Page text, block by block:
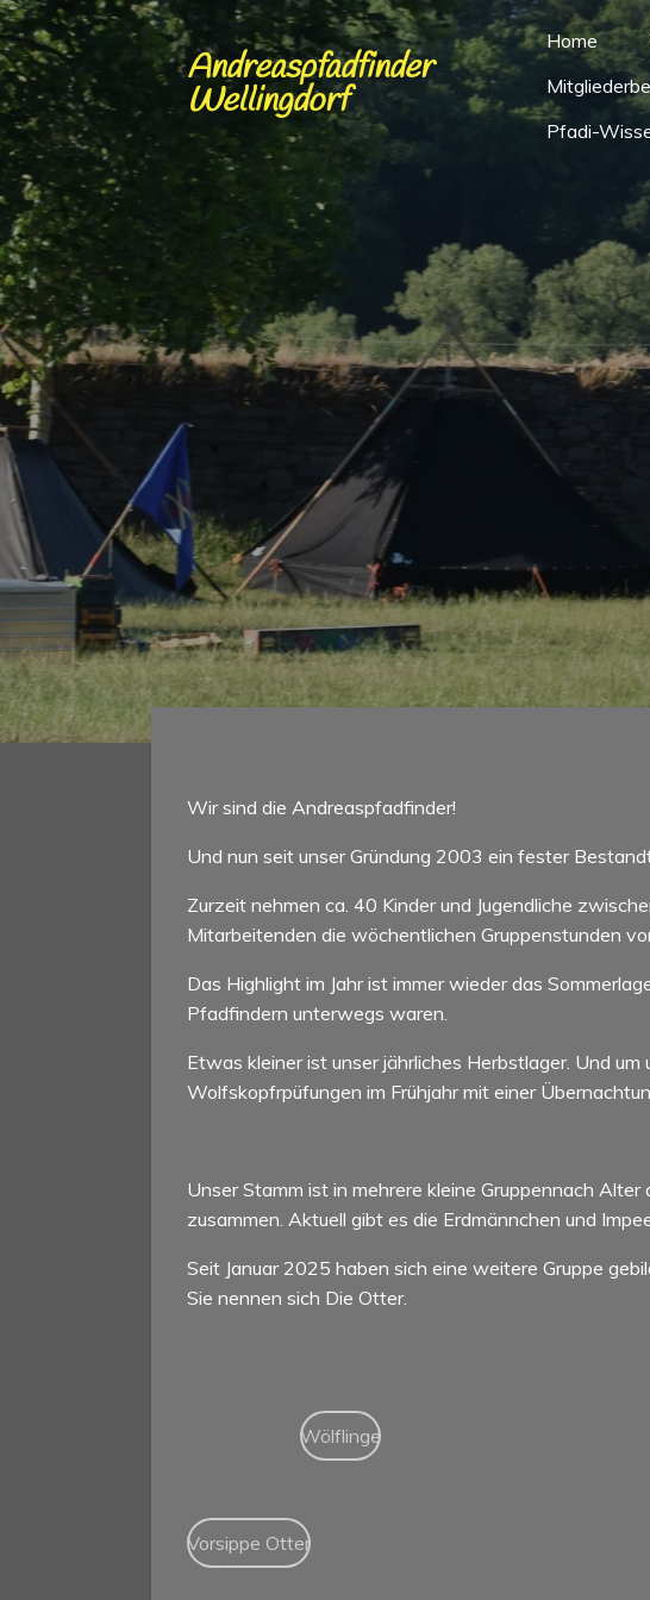
Zum
Hauptinhalt
springen
Andreaspfadfinder
Wellingdorf
Home
Pfadi-
Wir sind die Andreaspfadfinder!
Und nun seit unser Gründung 2003 ein fester
Zurzeit nehmen ca. 40 Kinder und Jugendliche
Mitarbeitenden die wöchentlichen Gruppenstunden
Das Highlight im Jahr ist immer wieder das
Pfadfindern unterwegs waren.
Etwas kleiner ist unser jährliches Herbstlager. Und
Wolfskopfrpüfungen im Frühjahr mit einer
Unser Stamm ist in mehrere kleine Gruppennach
zusammen. Aktuell gibt es die Erdmännchen und
Seit Januar 2025 haben sich eine weitere Gruppe
Sie nennen sich Die Otter.
Wölflinge
Vorsippe Otter